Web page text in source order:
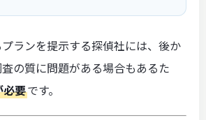
ランを提示する探偵社には、後か
の質に問題がある場合もあるた
必要です。